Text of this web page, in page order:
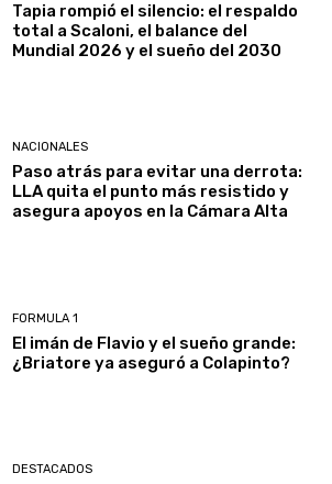
Tapia rompió el silencio: el respaldo
total a Scaloni, el balance del
Mundial 2026 y el sueño del 2030
NACIONALES
Paso atrás para evitar una derrota:
LLA quita el punto más resistido y
asegura apoyos en la Cámara Alta
FORMULA 1
El imán de Flavio y el sueño grande:
¿Briatore ya aseguró a Colapinto?
DESTACADOS